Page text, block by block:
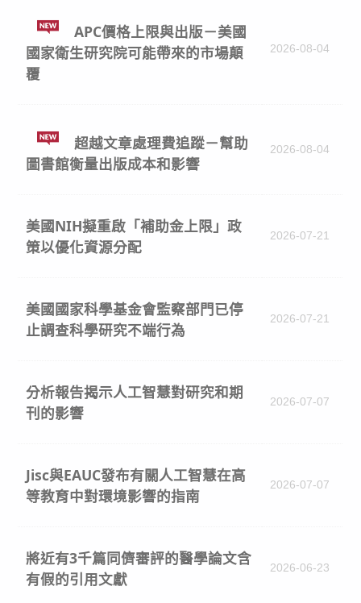
APC價格上限與出版－美國
國家衛生研究院可能帶來的市場顛
覆
2026-08-04
超越文章處理費追蹤－幫助
圖書館衡量出版成本和影響
2026-08-04
美國NIH擬重啟「補助金上限」政
策以優化資源分配
2026-07-21
美國國家科學基金會監察部門已停
止調查科學研究不端行為
2026-07-21
分析報告揭示人工智慧對研究和期
刊的影響
2026-07-07
Jisc與EAUC發布有關人工智慧在高
等教育中對環境影響的指南
2026-07-07
將近有3千篇同儕審評的醫學論文含
有假的引用文獻
2026-06-23